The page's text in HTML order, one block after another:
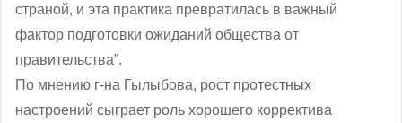
страной, и эта практика превратилась в важный
фактор подготовки ожиданий общества от
правительства”.
По мнению г-на Гылыбова, рост протестных
настроений сыграет роль хорошего корректива